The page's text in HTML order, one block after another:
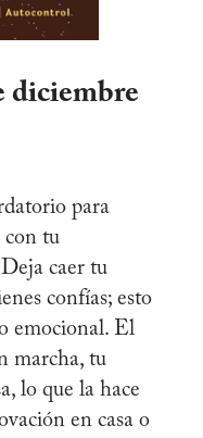
diciembre
para
con tu
caer tu
confías; esto
emocional. El
marcha, tu
lo que la hace
en casa o